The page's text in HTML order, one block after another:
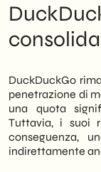
DuckDuckGo
penetrazione di
una quota
Tuttavia, i suoi
conseguenza,
indirettamente